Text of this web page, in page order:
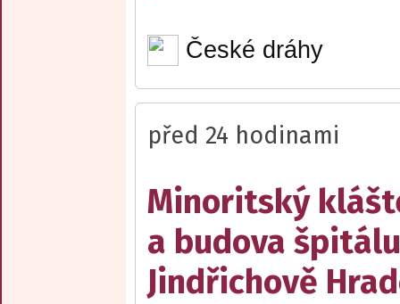
České dráhy
před 24 hodinami
Minoritský
a budova
Jindřichově